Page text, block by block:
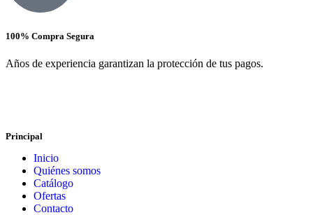
100% Compra Segura
Años de experiencia garantizan la protección de tus pagos.
Principal
Inicio
Quiénes somos
Catálogo
Ofertas
Contacto